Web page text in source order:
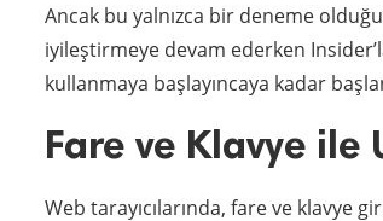
Ancak bu yalnızca bir deneme
iyileştirmeye devam ederken
kullanmaya başlayıncaya kadar
Fare ve Klavye
Web tarayıcılarında, fare ve